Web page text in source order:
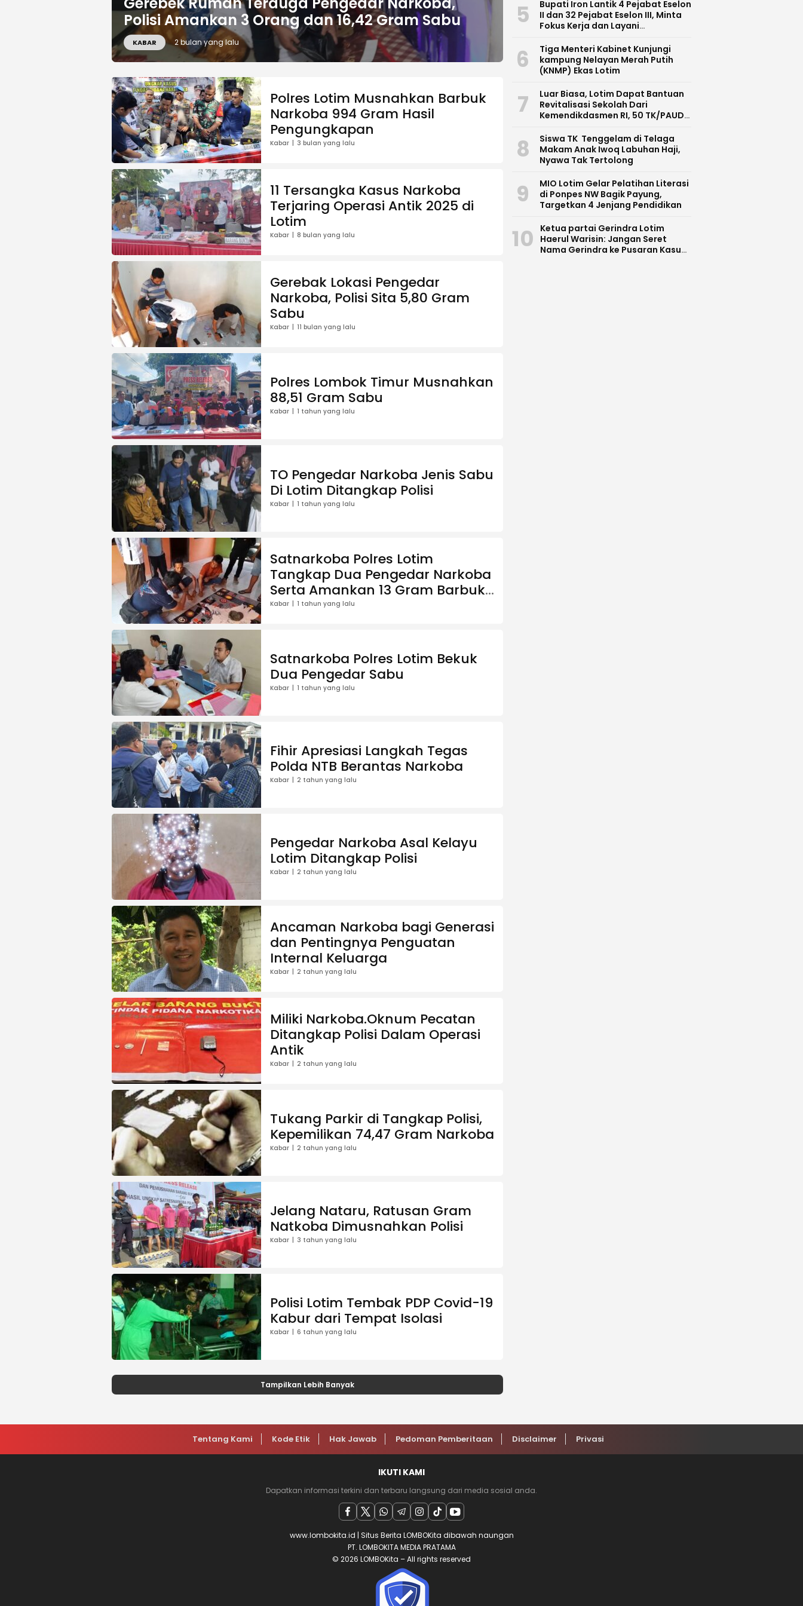
Polisi Amankan 3 Orang dan 16,42 Gram Sabu
KABAR 2 bulan yang lalu
Polres Lotim Musnahkan Barbuk
Narkoba 994 Gram Hasil
Pengungkapan
Kabar 3 bulan yang lalu
11 Tersangka Kasus Narkoba
Terjaring Operasi Antik 2025 di
Lotim
Kabar 8 bulan yang lalu
Gerebak Lokasi Pengedar
Narkoba, Polisi Sita 5,80 Gram
Sabu
Kabar 11 bulan yang lalu
Polres Lombok Timur Musnahkan
88,51 Gram Sabu
Kabar 1 tahun yang lalu
TO Pengedar Narkoba Jenis Sabu
Di Lotim Ditangkap Polisi
Kabar 1 tahun yang lalu
Satnarkoba Polres Lotim
Tangkap Dua Pengedar Narkoba
Serta Amankan 13 Gram Barbuk
Sabu
Kabar 1 tahun yang lalu
Satnarkoba Polres Lotim Bekuk
Dua Pengedar Sabu
Kabar 1 tahun yang lalu
Fihir Apresiasi Langkah Tegas
Polda NTB Berantas Narkoba
Kabar 2 tahun yang lalu
Pengedar Narkoba Asal Kelayu
Lotim Ditangkap Polisi
Kabar 2 tahun yang lalu
Ancaman Narkoba bagi Generasi
dan Pentingnya Penguatan
Internal Keluarga
Kabar 2 tahun yang lalu
Miliki Narkoba.Oknum Pecatan
Ditangkap Polisi Dalam Operasi
Antik
Kabar 2 tahun yang lalu
Tukang Parkir di Tangkap Polisi,
Kepemilikan 74,47 Gram Narkoba
Kabar 2 tahun yang lalu
Jelang Nataru, Ratusan Gram
Natkoba Dimusnahkan Polisi
Kabar 3 tahun yang lalu
Polisi Lotim Tembak PDP Covid-19
Kabur dari Tempat Isolasi
Kabar 6 tahun yang lalu
Tampilkan Lebih Banyak
5
Bupati Iron Lantik 4 Pejabat Eselon
II dan 32 Pejabat Eselon III, Minta
Fokus Kerja dan Layani
6
Tiga Menteri Kabinet Kunjungi
kampung Nelayan Merah Putih
(KNMP) Ekas Lotim
7
Luar Biasa, Lotim Dapat Bantuan
Revitalisasi Sekolah Dari
Kemendikdasmen RI, 50 TK/PAUD
8
Siswa TK Tenggelam di Telaga
Makam Anak Iwoq Labuhan Haji,
Nyawa Tak Tertolong
9
MIO Lotim Gelar Pelatihan Literasi
di Ponpes NW Bagik Payung,
Targetkan 4 Jenjang Pendidikan
10
Ketua partai Gerindra Lotim
Haerul Warisin: Jangan Seret
Nama Gerindra ke Pusaran Kasus
Tentang Kami Kode Etik Hak Jawab Pedoman Pemberitaan Disclaimer Privasi
IKUTI KAMI
Dapatkan informasi terkini dan terbaru langsung dari media sosial anda.
www.lombokita.id | Situs Berita LOMBOKita dibawah naungan
PT. LOMBOKITA MEDIA PRATAMA
© 2026 LOMBOKita – All rights reserved